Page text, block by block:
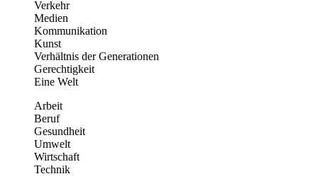
Verkehr
Medien
Kommunikation
Kunst
Verhältnis der Generationen
Gerechtigkeit
Eine Welt
Arbeit
Beruf
Gesundheit
Umwelt
Wirtschaft
Technik